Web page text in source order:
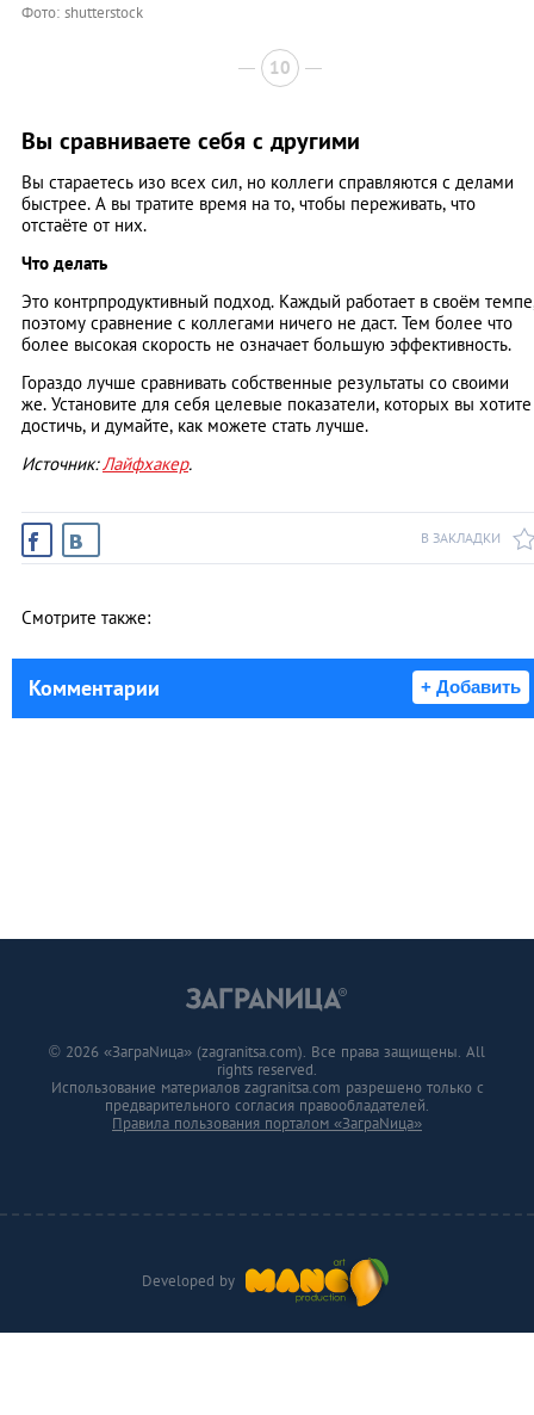
Фото: shutterstock
10
Вы сравниваете себя с другими
Вы стараетесь изо всех сил, но коллеги справляются с делами
быстрее. А вы тратите время на то, чтобы переживать, что
отстаёте от них.
Что делать
Это контрпродуктивный подход. Каждый работает в своём
поэтому сравнение с коллегами ничего не даст. Тем более что
более высокая скорость не означает большую эффективность.
Гораздо лучше сравнивать собственные результаты со своими
же. Установите для себя целевые показатели, которых вы хотите
достичь, и думайте, как можете стать лучше.
Источник:Лайфхакер.
В ЗАКЛАДКИ
Смотрите также:
Комментарии + Добавить
Developed by
© 2026 «ЗаграNица» (zagranitsa.com). Все права защищены. All
rights reserved.
Использование материалов zagranitsa.com разрешено только с
предварительного согласия правообладателей.
Правила пользования порталом «ЗаграNица»